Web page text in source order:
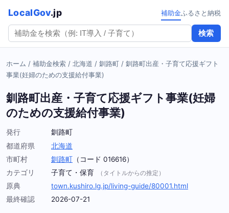
LocalGov.jp
検索
補助金ふるさと納税
ホーム / 補助金検索 / 北海道 / 釧路町 / 釧路町出産・子育て応援ギフト
事業(妊婦のための支援給付事業)
釧路町出産・子育て応援ギフト事業(妊婦
のための支援給付事業)
発行
釧路町
都道府県
北海道
市町村
釧路町 （コード 016616）
カテゴリ
子育て・保育 （タイトルからの推定）
原典
town.kushiro.lg.jp/living-guide/80001.html
最終確認
2026-07-21